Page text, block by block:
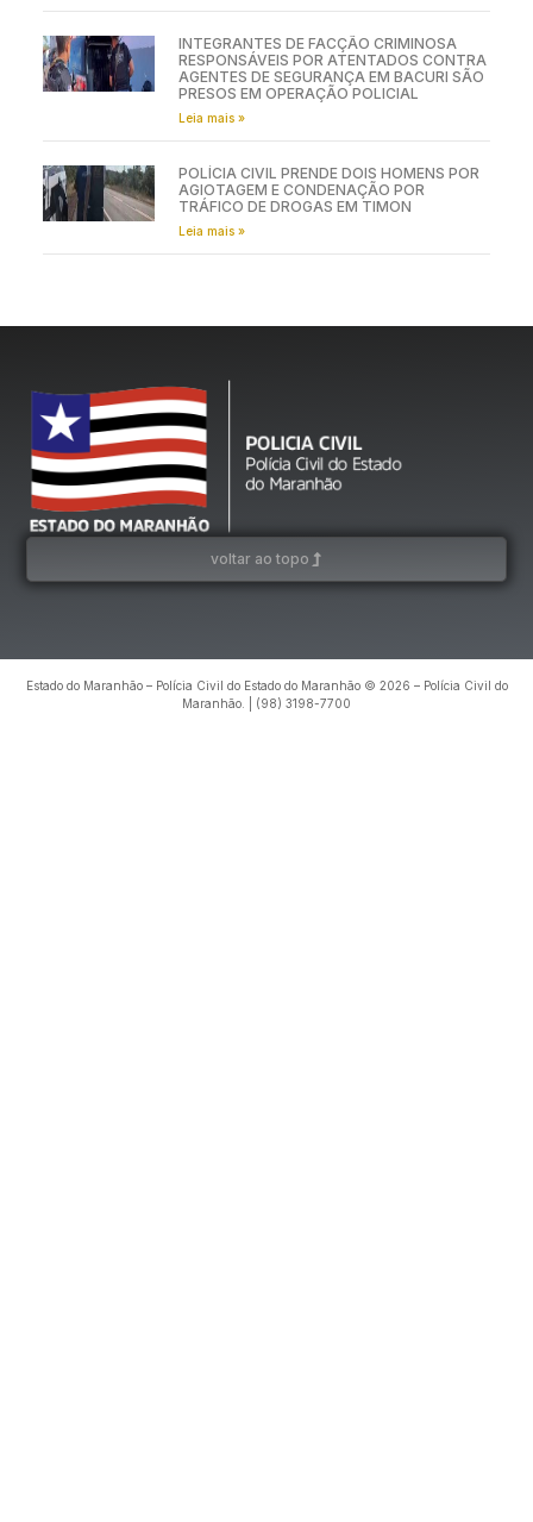
INTEGRANTES DE FACÇÃO CRIMINOSA
RESPONSÁVEIS POR ATENTADOS CONTRA
AGENTES DE SEGURANÇA EM BACURI SÃO
PRESOS EM OPERAÇÃO POLICIAL
Leia mais »
POLÍCIA CIVIL PRENDE DOIS HOMENS POR
AGIOTAGEM E CONDENAÇÃO POR
TRÁFICO DE DROGAS EM TIMON
Leia mais »
voltar ao topo
Estado do Maranhão – Polícia Civil do Estado do Maranhão © 2026 – Polícia Civil do
Maranhão. | (98) 3198-7700